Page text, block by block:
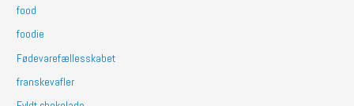
food
foodie
Fødevarefællesskabet
franskevafler